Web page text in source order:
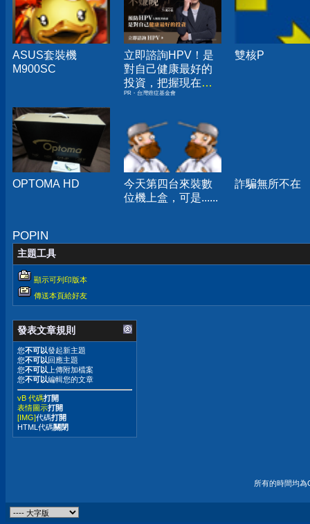
ASUS套裝機
M900SC
立即諮詢HPV！是
對自己健康最好的
投資，把握現在不
嫌晚！
PR・台灣癌症基金會
雙核P
OPTOMA HD
今天第四台來裝數
位機上盒，可是......
詐騙無所不在
POPIN
主題工具
顯示可列印版本
傳送本頁給好友
發表文章規則
您不可以發起新主題
您不可以 回應主題
您不可以 上傳附加檔案
您不可以編輯您的文章
vB 代碼打開
表情圖示打開
[IMG]代碼打開
HTML代碼關閉
所有的時間均為